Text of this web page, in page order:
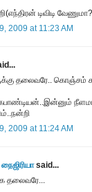
டிவிடி
2009 at 11:23 AM
தலைவரே.. கொஞ்சம்
2009 at 11:24 AM
said...
தலைவரே...